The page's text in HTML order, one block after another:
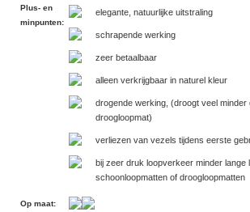
Plus- en
minpunten:
elegante, natuurlijke uitstraling
schrapende werking
zeer betaalbaar
alleen verkrijgbaar in naturel kleur
drogende werking, (droogt veel minder
droogloopmat)
verliezen van vezels tijdens eerste
bij zeer druk loopverkeer minder lange
schoonloopmatten of droogloopmatten
Op maat: